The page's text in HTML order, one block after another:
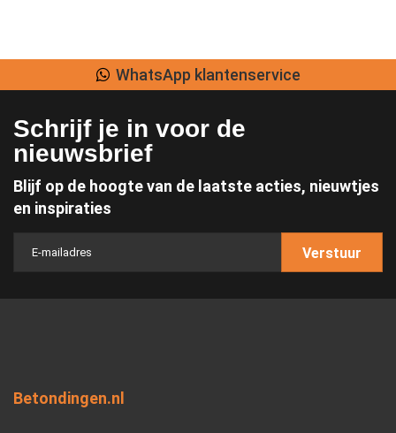
WhatsApp klantenservice
Schrijf je in voor de
nieuwsbrief
Blijf op de hoogte van de laatste acties, nieuwtjes
en inspiraties
Verstuur
Betondingen.nl